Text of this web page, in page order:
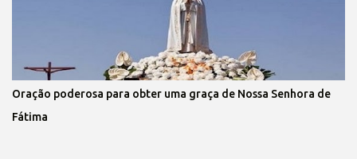
Oração poderosa para obter uma graça de Nossa Senhora de
Fátima